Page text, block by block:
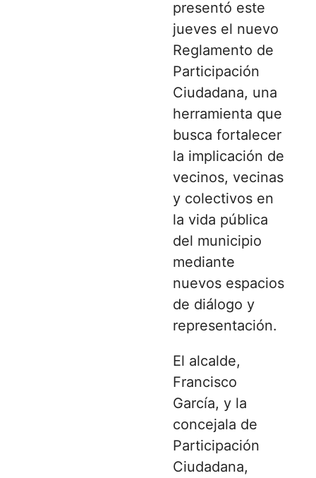
presentó este
jueves el nuevo
Reglamento de
Participación
Ciudadana, una
herramienta que
busca fortalecer
la implicación de
vecinos, vecinas
y colectivos en
la vida pública
del municipio
mediante
nuevos espacios
de diálogo y
representación.
El alcalde,
Francisco
García, y la
concejala de
Participación
Ciudadana,